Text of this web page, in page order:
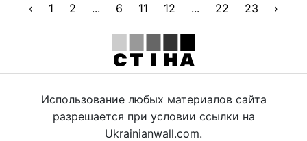
‹ 1 2 ... 6 11 12 ... 22 23 ›
Использование любых материалов сайта
разрешается при условии ссылки на
Ukrainianwall.com.